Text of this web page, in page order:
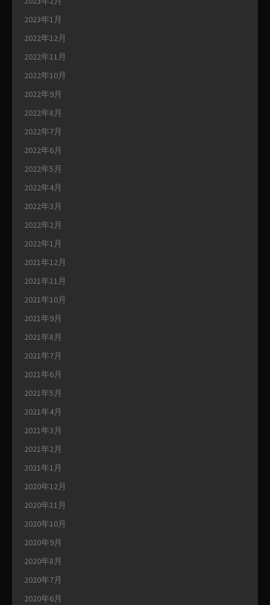
2023年1月
2022年12月
2022年11月
2022年10月
2022年9月
2022年8月
2022年7月
2022年6月
2022年5月
2022年4月
2022年3月
2022年2月
2022年1月
2021年12月
2021年11月
2021年10月
2021年9月
2021年8月
2021年7月
2021年6月
2021年5月
2021年4月
2021年3月
2021年2月
2021年1月
2020年12月
2020年11月
2020年10月
2020年9月
2020年8月
2020年7月
2020年6月